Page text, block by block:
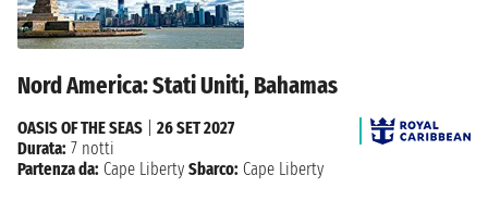
Nord America: Stati Uniti, Bahamas
OASIS OF THE SEAS
26 SET 2027
Durata: 7 notti
Partenza da: Cape Liberty Sbarco: Cape Liberty